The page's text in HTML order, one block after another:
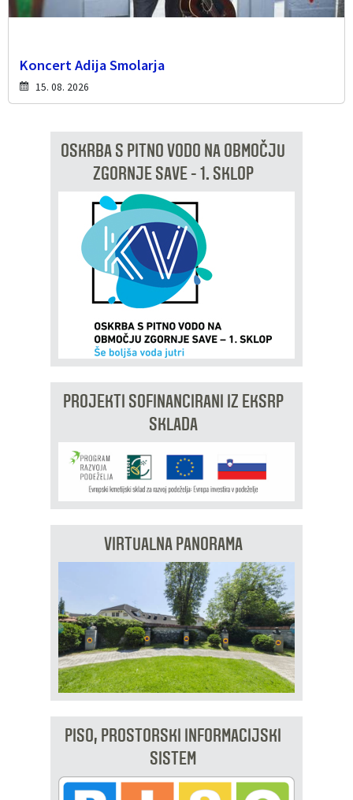
Koncert Adija Smolarja
15. 08. 2026
OSKRBA S PITNO VODO NA OBMOČJU
ZGORNJE SAVE - 1. SKLOP
PROJEKTI SOFINANCIRANI IZ EKSRP
SKLADA
VIRTUALNA PANORAMA
PISO, PROSTORSKI INFORMACIJSKI
SISTEM